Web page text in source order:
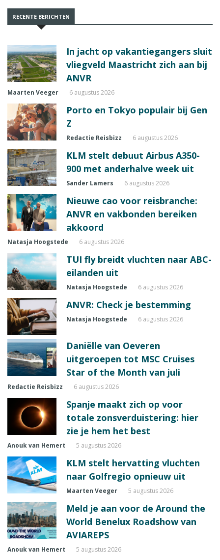
RECENTE BERICHTEN
In jacht op vakantiegangers sluit
vliegveld Maastricht zich aan bij
ANVR
Maarten Veeger 6 augustus 2026
Porto en Tokyo populair bij Gen
Z
Redactie Reisbizz 6 augustus 2026
KLM stelt debuut Airbus A350-
900 met anderhalve week uit
Sander Lamers 6 augustus 2026
Nieuwe cao voor reisbranche:
ANVR en vakbonden bereiken
akkoord
Natasja Hoogstede 6 augustus 2026
TUI fly breidt vluchten naar ABC-
eilanden uit
Natasja Hoogstede 6 augustus 2026
ANVR: Check je bestemming
Natasja Hoogstede 6 augustus 2026
Daniëlle van Oeveren
uitgeroepen tot MSC Cruises
Star of the Month van juli
Redactie Reisbizz 6 augustus 2026
Spanje maakt zich op voor
totale zonsverduistering: hier
zie je hem het best
Anouk van Hemert 5 augustus 2026
KLM stelt hervatting vluchten
naar Golfregio opnieuw uit
Maarten Veeger 5 augustus 2026
Meld je aan voor de Around the
World Benelux Roadshow van
AVIAREPS
Anouk van Hemert 5 augustus 2026